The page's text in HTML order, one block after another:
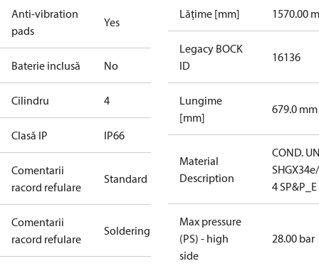
Anti-vibration
pads
Yes
Baterie inclusă No
Cilindru 4
Clasă IP IP66
Comentarii
racord refulare
Standard
Comentarii
racord refulare
Soldering
Lățime [mm] 1570.00
Legacy BOCK
ID
16136
Lungime
[mm]
679.0 mm
Material
Description
COND.
4 SP&P_E
Max pressure
(PS) - high
side
28.00 bar